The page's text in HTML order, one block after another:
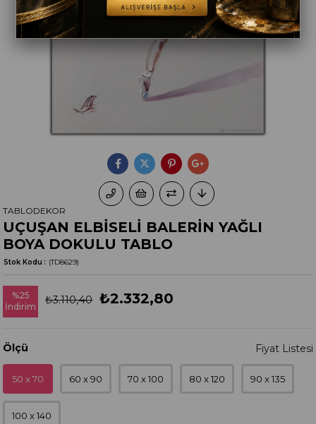
UÇUŞAN ELBİSELİ BALERİN YAĞLI
BOYA DOKULU TABLO
(TD8629)
Stok Kodu
TABLODEKOR
%25
İndirim
₺3.110,40 ₺2.332,80
Ölçü
50 x 70 60 x 90 70 x 100 80 x 120 90 x 135
100 x 140